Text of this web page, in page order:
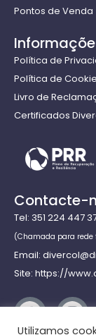
Pontos de Venda
Política de
Política de
Livro de
Certificados
Contacte-
Tel: 351 224 447
(Chamada para rede
Email:
Site: https://
Utilizamos